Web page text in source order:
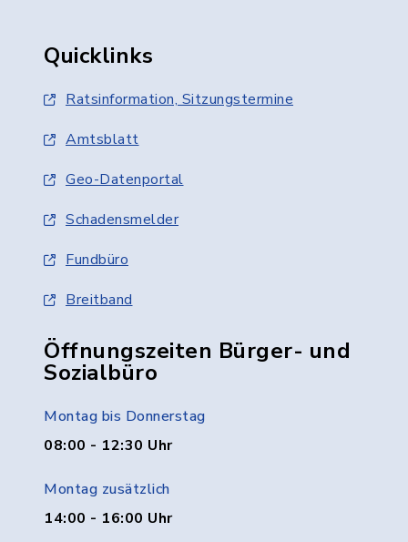
Quicklinks
Ratsinformation, Sitzungstermine
Amtsblatt
Geo-Datenportal
Schadensmelder
Fundbüro
Breitband
Öffnungszeiten Bürger- und
Sozialbüro
Montag bis Donnerstag
08:00 - 12:30 Uhr
Montag zusätzlich
14:00 - 16:00 Uhr